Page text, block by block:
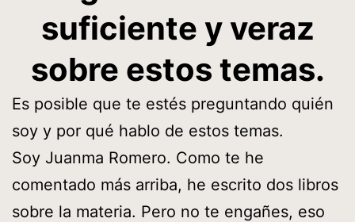
suficiente y veraz
sobre estos temas.
Es posible que te estés preguntando quién
soy y por qué hablo de estos temas.
Soy Juanma Romero. Como te he
comentado más arriba, he escrito dos libros
sobre la materia. Pero no te engañes, eso